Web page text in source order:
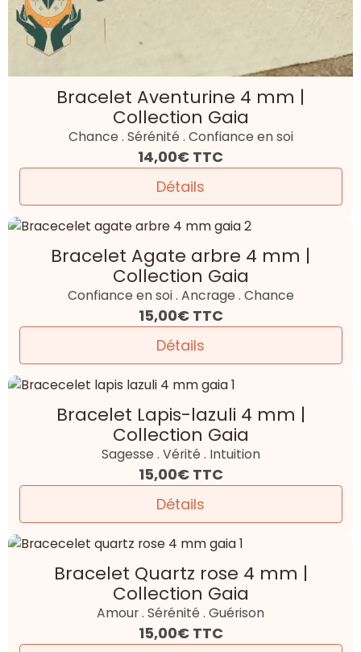
Bracelet Aventurine 4 mm |
Collection Gaia
Chance . Sérénité . Confiance en soi
14,00€ TTC
Détails
Bracelet Agate arbre 4 mm |
Collection Gaia
Confiance en soi . Ancrage . Chance
15,00€ TTC
Détails
Bracelet Lapis-lazuli 4 mm |
Collection Gaia
Sagesse . Vérité . Intuition
15,00€ TTC
Détails
Bracelet Quartz rose 4 mm |
Collection Gaia
Amour . Sérénité . Guérison
15,00€ TTC